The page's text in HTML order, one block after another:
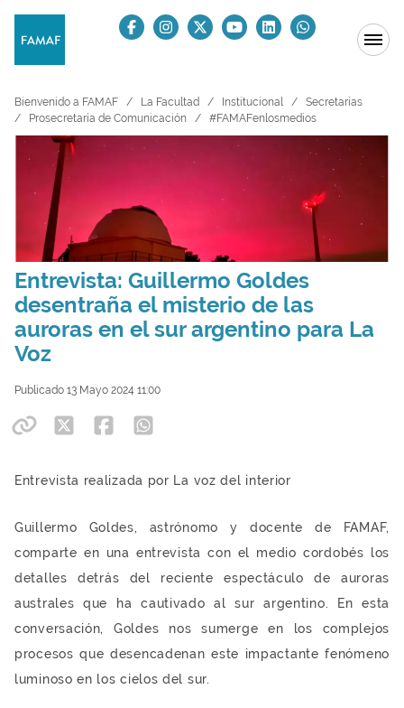
Bienvenido a FAMAF La Facultad Institucional
Secretarías
Prosecretaría de Comunicación
#FAMAFenlosmedios
Entrevista: Guillermo Goldes
desentraña el misterio de las
auroras en el sur argentino para La
Voz
Publicado 13 Mayo 2024 11:00
Entrevista realizada por La voz del interior
Guillermo Goldes, astrónomo y docente de FAMAF,
comparte en una entrevista con el medio cordobés los
detalles detrás del reciente espectáculo de auroras
australes que ha cautivado al sur argentino. En esta
conversación, Goldes nos sumerge en los complejos
procesos que desencadenan este impactante fenómeno
luminoso en los cielos del sur.